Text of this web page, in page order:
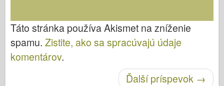
Táto stránka používa Akismet na zníženie
spamu. Zistite, ako sa spracúvajú údaje
komentárov.
Ďalší príspevok →